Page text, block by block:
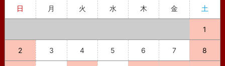
日
月 火 水 木 金 土
1
2 3 4 5 6 7 8